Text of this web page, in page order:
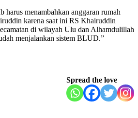
harus menambahkan anggaran rumah
karena saat ini RS Khairuddin
di wilayah Ulu dan Alhamdulillah
menjalankan sistem BLUD.”
Spread the love